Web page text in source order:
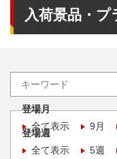
入荷景品・プ
登場月
全て表示
9月
登場週
全て表示
5週